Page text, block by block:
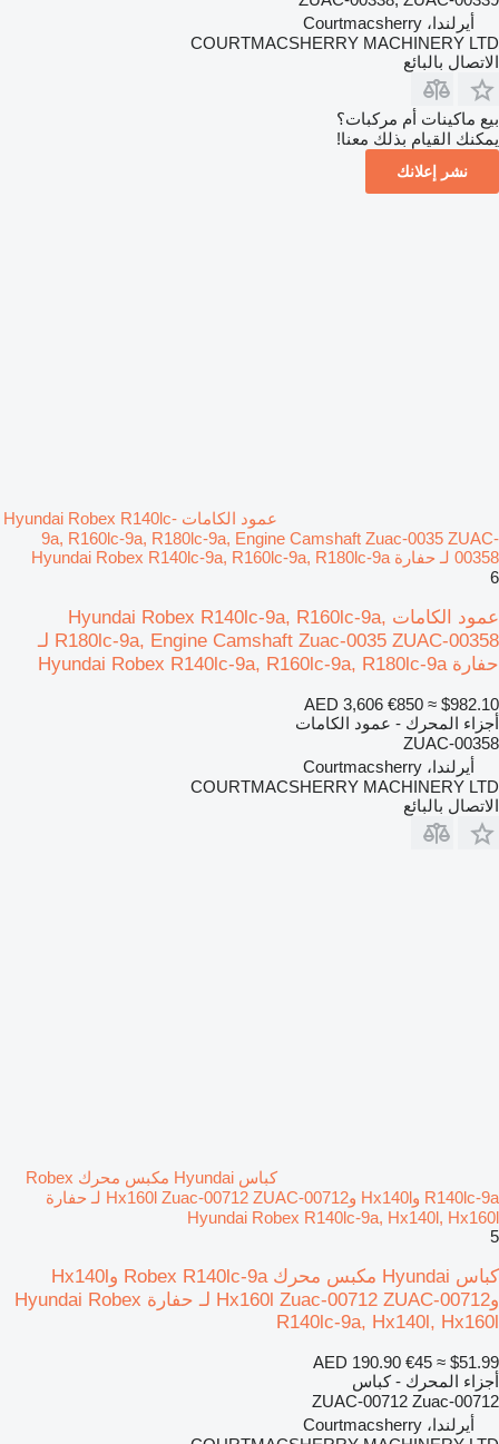
أيرلندا، Courtmacsherry
COURTMACSHERRY MACHINERY LTD
الاتصال بالبائع
بيع ماكينات أم مركبات؟
يمكنك القيام بذلك معنا!
نشر إعلانك
عمود الكامات Hyundai Robex R140lc-
9a, R160lc-9a, R180lc-9a, Engine Camshaft Zuac-0035 ZUAC-
00358 لـ حفارة Hyundai Robex R140lc-9a, R160lc-9a, R180lc-9a
6
عمود الكامات Hyundai Robex R140lc-9a, R160lc-9a,
R180lc-9a, Engine Camshaft Zuac-0035 ZUAC-00358 لـ
حفارة Hyundai Robex R140lc-9a, R160lc-9a, R180lc-9a
AED 3,606 €850 ≈ $982.10
أجزاء المحرك - عمود الكامات
ZUAC-00358
أيرلندا، Courtmacsherry
COURTMACSHERRY MACHINERY LTD
الاتصال بالبائع
كباس Hyundai مكبس محرك Robex
R140lc-9a وHx140l وHx160l Zuac-00712 ZUAC-00712 لـ حفارة
Hyundai Robex R140lc-9a, Hx140l, Hx160l
5
كباس Hyundai مكبس محرك Robex R140lc-9a وHx140l
وHx160l Zuac-00712 ZUAC-00712 لـ حفارة Hyundai Robex
R140lc-9a, Hx140l, Hx160l
AED 190.90 €45 ≈ $51.99
أجزاء المحرك - كباس
ZUAC-00712 Zuac-00712
أيرلندا، Courtmacsherry